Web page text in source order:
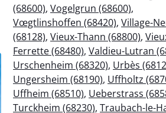
(68600), Vogelgrun (68600),
Vœgtlinshoffen (68420), Village-
(68128), Vieux-Thann (68800),
Ferrette (68480), Valdieu-Lutran
Urschenheim (68320), Urbès
Ungersheim (68190), Uffholtz
Uffheim (68510), Ueberstrass
Turckheim (68230), Traubach-le-